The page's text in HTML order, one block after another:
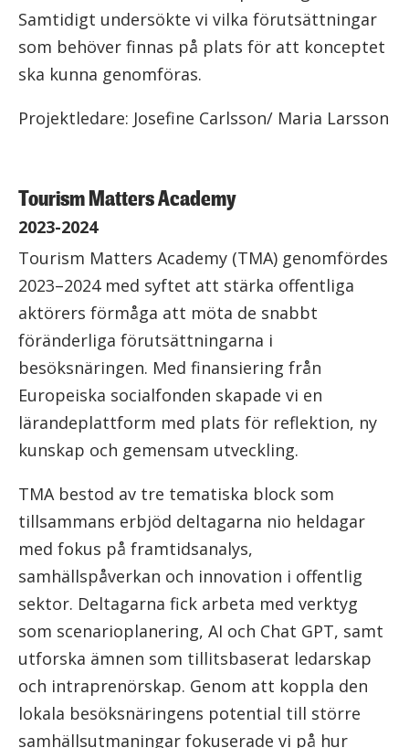
Samtidigt undersökte vi vilka förutsättningar
som behöver finnas på plats för att konceptet
ska kunna genomföras.
Projektledare: Josefine Carlsson/ Maria Larsson
Tourism Matters Academy
2023-2024
Tourism Matters Academy (TMA) genomfördes
2023–2024 med syftet att stärka offentliga
aktörers förmåga att möta de snabbt
föränderliga förutsättningarna i
besöksnäringen. Med finansiering från
Europeiska socialfonden skapade vi en
lärandeplattform med plats för reflektion, ny
kunskap och gemensam utveckling.
TMA bestod av tre tematiska block som
tillsammans erbjöd deltagarna nio heldagar
med fokus på framtidsanalys,
samhällspåverkan och innovation i offentlig
sektor. Deltagarna fick arbeta med verktyg
som scenarioplanering, AI och Chat GPT, samt
utforska ämnen som tillitsbaserat ledarskap
och intraprenörskap. Genom att koppla den
lokala besöksnäringens potential till större
samhällsutmaningar fokuserade vi på hur